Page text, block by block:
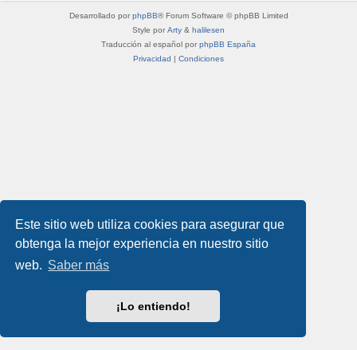
Este sitio web utiliza cookies para asegurar que
obtenga la mejor experiencia en nuestro sitio
web. Saber más
¡Lo entiendo!
Desarrollado por phpBB® Forum Software © phpBB Limited
Style por Arty & halilesen
Traducción al español por phpBB España
Privacidad | Condiciones